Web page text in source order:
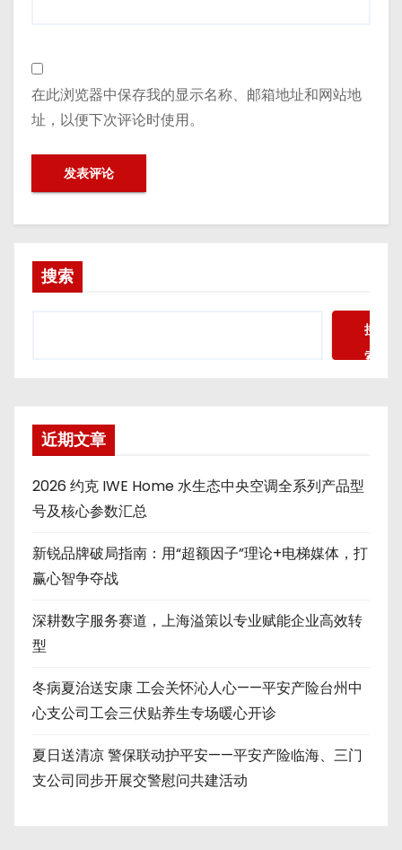
在此浏览器中保存我的显示名称、邮箱地址和网站地
址，以便下次评论时使用。
搜索
搜
索
近期文章
2026 约克 IWE Home 水生态中央空调全系列产品型
号及核心参数汇总
新锐品牌破局指南：用“超额因子”理论+电梯媒体，打
赢心智争夺战
深耕数字服务赛道，上海溢策以专业赋能企业高效转
型
冬病夏治送安康 工会关怀沁人心——平安产险台州中
心支公司工会三伏贴养生专场暖心开诊
夏日送清凉 警保联动护平安——平安产险临海、三门
支公司同步开展交警慰问共建活动